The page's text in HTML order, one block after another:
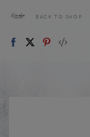
BACK TO SHOP